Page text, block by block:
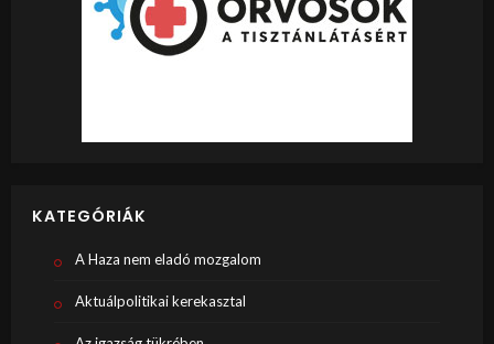
KATEGÓRIÁK
A Haza nem eladó mozgalom
Aktuálpolitikai kerekasztal